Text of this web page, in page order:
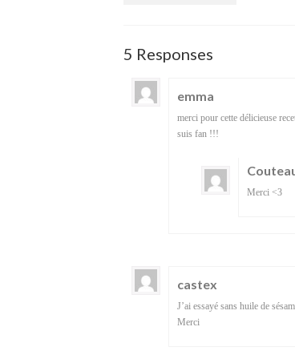
5 Responses
emma
merci pour cette délicieuse
suis fan !!!
Merci <3
castex
J’ai essayé sans huile de
Merci